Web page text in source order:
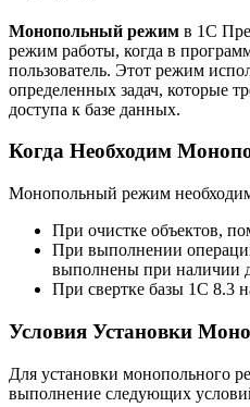
Монопольный режим в 1С
режим работы, когда в
пользователь. Этот режим
определенных задач, которые
доступа к базе данных.
Когда Необходим
Монопольный режим
При очистке объектов,
При выполнении
выполнены при наличии
При свертке базы 1С 8.3
Условия Установки
Для установки монопольного
выполнение следующих